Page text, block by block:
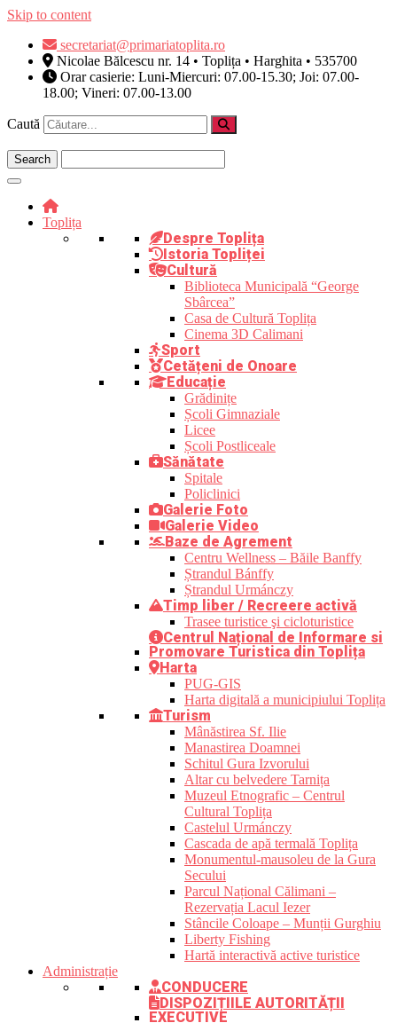
Skip to content
secretariat@primariatoplita.ro
Nicolae Bălcescu nr. 14 • Toplița • Harghita • 535700
Orar casierie: Luni-Miercuri: 07.00-15.30; Joi: 07.00-
18.00; Vineri: 07.00-13.00
Caută
Toplița
Despre Toplița
Istoria Topliței
Cultură
Biblioteca Municipală “George
Sbârcea”
Casa de Cultură Toplița
Cinema 3D Calimani
Sport
Cetățeni de Onoare
Educație
Grădinițe
Școli Gimnaziale
Licee
Școli Postliceale
Sănătate
Spitale
Policlinici
Galerie Foto
Galerie Video
Baze de Agrement
Centru Wellness – Băile Banffy
Ștrandul Bánffy
Ștrandul Urmánczy
Timp liber / Recreere activă
Trasee turistice şi cicloturistice
Centrul Național de Informare si
Promovare Turistica din Toplița
Harta
PUG-GIS
Harta digitală a municipiului Toplița
Turism
Mânăstirea Sf. Ilie
Manastirea Doamnei
Schitul Gura Izvorului
Altar cu belvedere Tarnița
Muzeul Etnografic – Centrul
Cultural Toplița
Castelul Urmánczy
Cascada de apă termală Toplița
Monumentul-mausoleu de la Gura
Secului
Parcul Național Călimani –
Rezervația Lacul Iezer
Stâncile Coloape – Munții Gurghiu
Liberty Fishing
Hartă interactivă active turistice
Administrație
CONDUCERE
DISPOZIȚIILE AUTORITĂȚII
EXECUTIVE